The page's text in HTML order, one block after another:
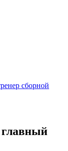
сборной